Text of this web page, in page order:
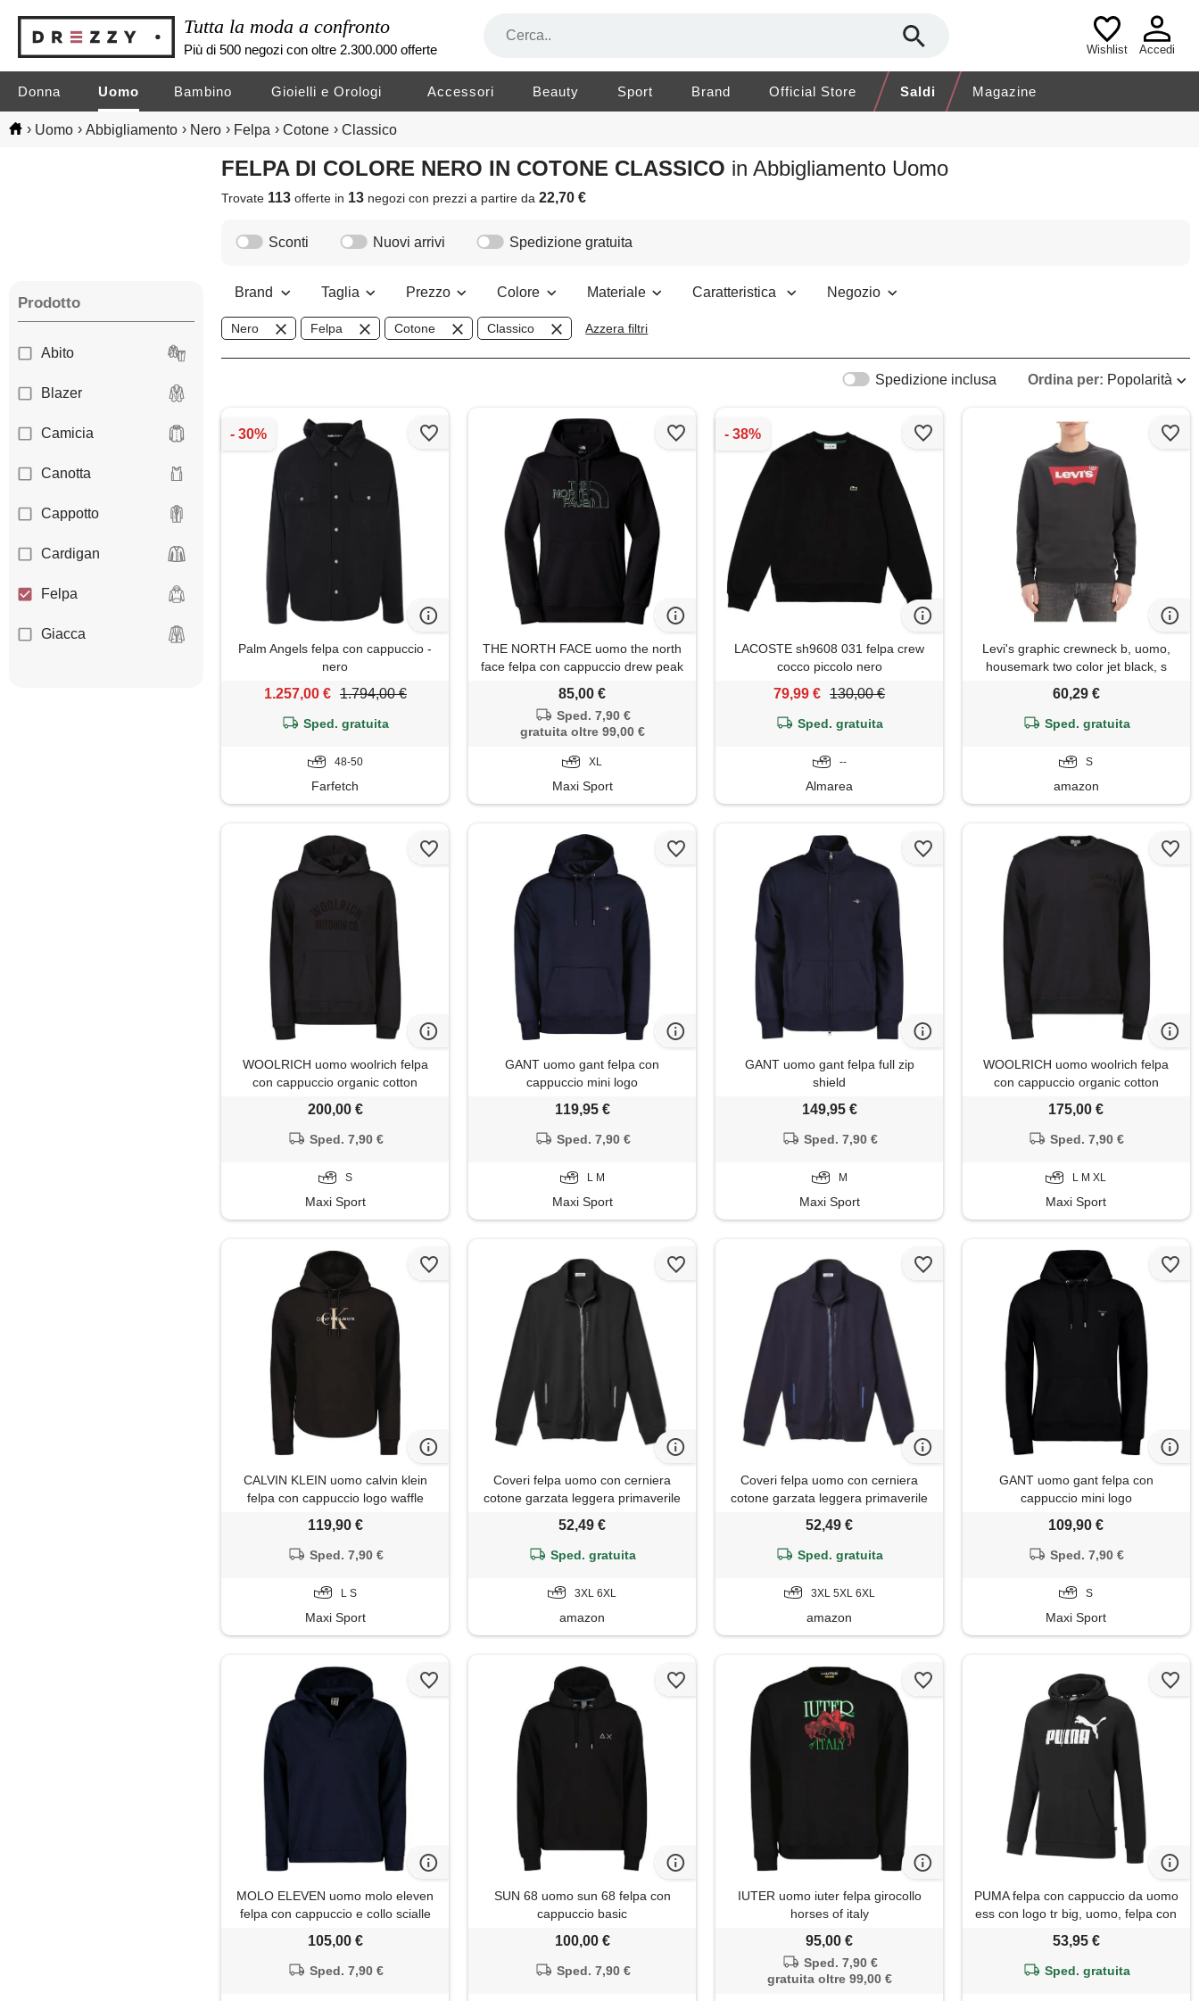
Tutta la moda a confronto
Più di 500 negozi con oltre 2.300.000 offerte Wishlist Accedi
Donna Uomo Bambino Gioielli e Orologi Accessori Beauty Sport Brand Official Store Saldi Magazine
› Uomo › Abbigliamento › Nero › Felpa › Cotone › Classico
FELPA DI COLORE NERO IN COTONE CLASSICO in Abbigliamento Uomo
Trovate 113 offerte in 13 negozicon prezzi a partire da22,70 €
Prodotto
Abito
Blazer
Camicia
Canotta
Cappotto
Cardigan
Felpa
Giacca
Sconti Nuovi arrivi Spedizione gratuita
Brand Taglia Prezzo Colore Materiale Caratteristica Negozio
Nero Felpa Cotone Classico Azzera filtri
Ordina per: Popolarità
Spedizione inclusa
Palm Angels felpa con cappuccio -
nero
1.257,00 € 1.794,00 €
Sped. gratuita
48-50
Farfetch
THE NORTH FACE uomo the north
face felpa con cappuccio drew peak
85,00 €
Sped. 7,90 €
gratuita oltre 99,00 €
XL
Maxi Sport
LACOSTE sh9608 031 felpa crew
cocco piccolo nero
79,99 € 130,00 €
Sped. gratuita
--
Almarea
Levi's graphic crewneck b, uomo,
housemark two color jet black, s
60,29 €
Sped. gratuita
S
amazon
WOOLRICH uomo woolrich felpa
con cappuccio organic cotton
200,00 €
Sped. 7,90 €
S
Maxi Sport
GANT uomo gant felpa con
cappuccio mini logo
119,95 €
Sped. 7,90 €
L M
Maxi Sport
GANT uomo gant felpa full zip
shield
149,95 €
Sped. 7,90 €
M
Maxi Sport
WOOLRICH uomo woolrich felpa
con cappuccio organic cotton
175,00 €
Sped. 7,90 €
L M XL
Maxi Sport
CALVIN KLEIN uomo calvin klein
felpa con cappuccio logo waffle
119,90 €
Sped. 7,90 €
L S
Maxi Sport
Coveri felpa uomo con cerniera
cotone garzata leggera primaverile
52,49 €
Sped. gratuita
3XL 6XL
amazon
Coveri felpa uomo con cerniera
cotone garzata leggera primaverile
52,49 €
Sped. gratuita
3XL 5XL 6XL
amazon
GANT uomo gant felpa con
cappuccio mini logo
109,90 €
Sped. 7,90 €
S
Maxi Sport
MOLO ELEVEN uomo molo eleven
felpa con cappuccio e collo scialle
105,00 €
Sped. 7,90 €
SUN 68 uomo sun 68 felpa con
cappuccio basic
100,00 €
Sped. 7,90 €
IUTER uomo iuter felpa girocollo
horses of italy
95,00 €
Sped. 7,90 €
gratuita oltre 99,00 €
PUMA felpa con cappuccio da uomo
ess con logo tr big, uomo, felpa con
53,95 €
Sped. gratuita